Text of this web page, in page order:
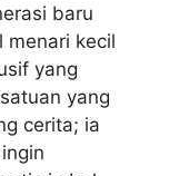
baru
menari kecil
yang
yang
cerita; ia